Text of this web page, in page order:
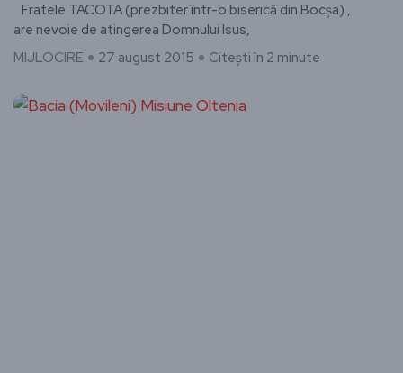
Fratele TACOTA (prezbiter într-o biserică din Bocșa) ,
are nevoie de atingerea Domnului Isus,
MIJLOCIRE
27 august 2015 Citești în 2 minute